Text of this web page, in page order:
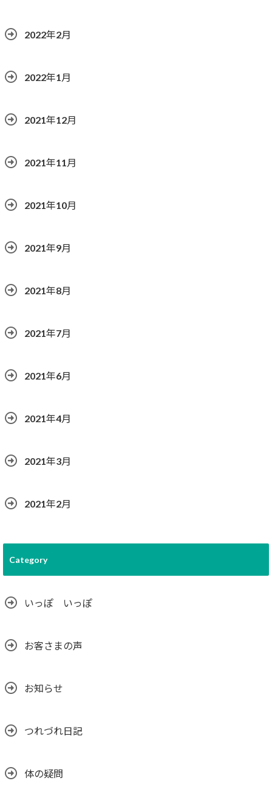
2022年2月
2022年1月
2021年12月
2021年11月
2021年10月
2021年9月
2021年8月
2021年7月
2021年6月
2021年4月
2021年3月
2021年2月
Category
いっぽ いっぽ
お客さまの声
お知らせ
つれづれ日記
体の疑問